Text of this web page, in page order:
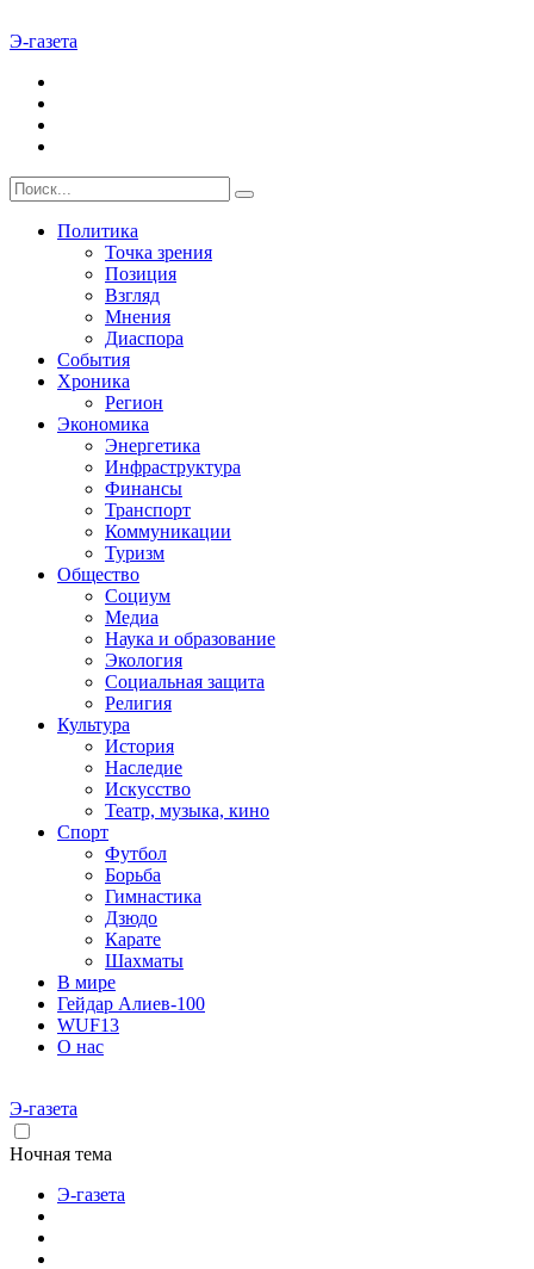
Э-газета
Политика
Точка зрения
Позиция
Взгляд
Мнения
Диаспора
События
Хроника
Регион
Экономика
Энергетика
Инфраструктура
Финансы
Транспорт
Коммуникации
Туризм
Общество
Социум
Медиа
Наука и образование
Экология
Социальная защита
Религия
Культура
История
Наследие
Искусство
Театр, музыка, кино
Спорт
Футбол
Борьба
Гимнастика
Дзюдо
Карате
Шахматы
В мире
Гейдар Алиев-100
WUF13
О нас
Э-газета
Ночная тема
Э-газета